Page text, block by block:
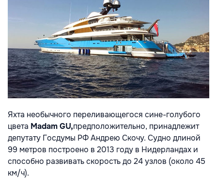
Яхта необычного переливающегося сине-голубого
цвета Madam GU,предположительно, принадлежит
депутату Госдумы РФ Андрею Скочу. Судно длиной
99 метров построено в 2013 году в Нидерландах и
способно развивать скорость до 24 узлов (около 45
км/ч).